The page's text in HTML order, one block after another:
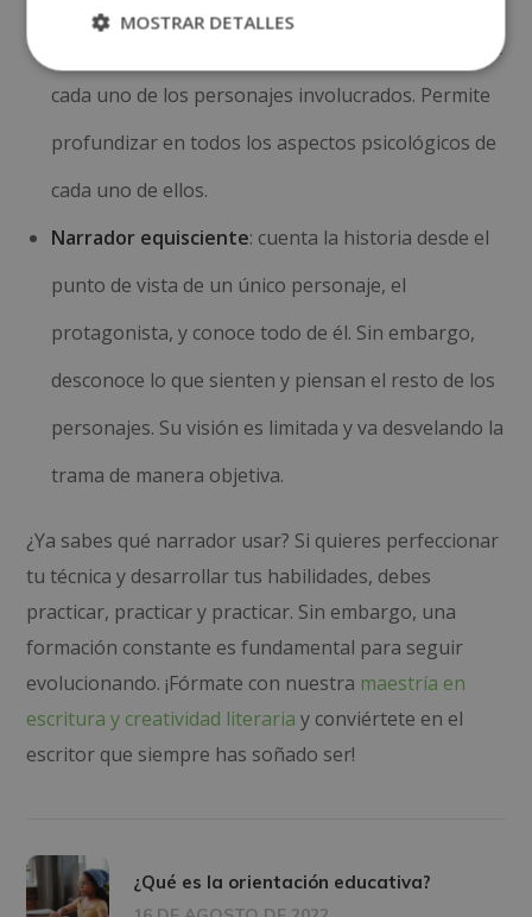
de la historia, incluido lo que piensa y lo que quiere
cada uno de los personajes involucrados. Permite
profundizar en todos los aspectos psicológicos de
cada uno de ellos.
Narrador equisciente: cuenta la historia desde el
punto de vista de un único personaje, el
protagonista, y conoce todo de él. Sin embargo,
desconoce lo que sienten y piensan el resto de los
personajes. Su visión es limitada y va desvelando la
trama de manera objetiva.
¿Ya sabes qué narrador usar? Si quieres perfeccionar
tu técnica y desarrollar tus habilidades, debes
practicar, practicar y practicar. Sin embargo, una
formación constante es fundamental para seguir
evolucionando. ¡Fórmate con nuestra maestría en
escritura y creatividad literaria y conviértete en el
escritor que siempre has soñado ser!
¿Qué es la orientación educativa?
MOSTRAR DETALLES